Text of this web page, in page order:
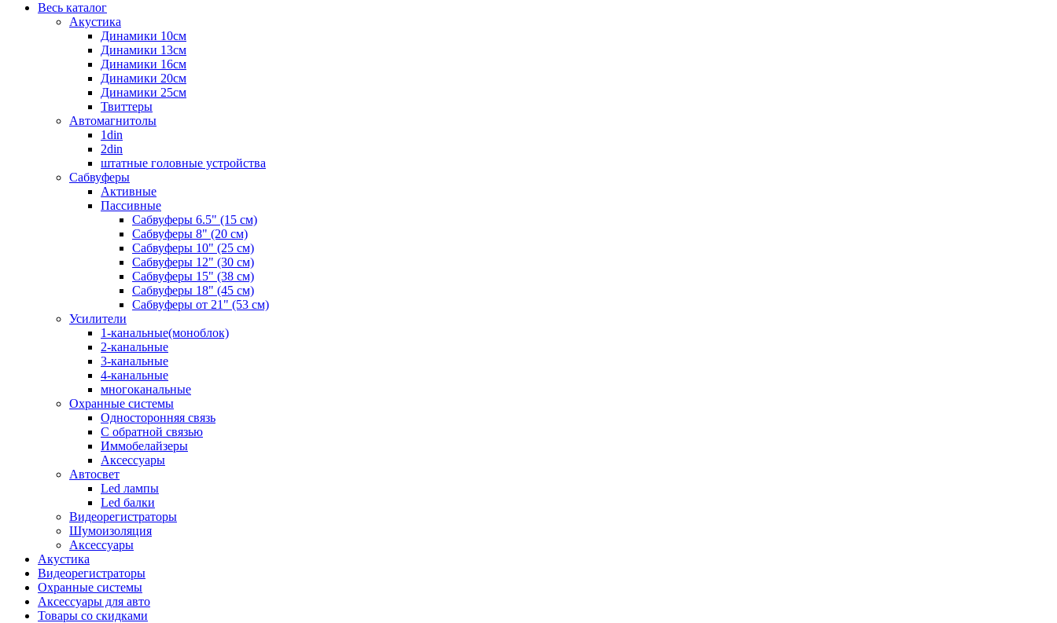
Весь каталог
Акустика
Динамики 10см
Динамики 13см
Динамики 16см
Динамики 20см
Динамики 25см
Твиттеры
Автомагнитолы
1din
2din
штатные головные устройства
Сабвуферы
Активные
Пассивные
Сабвуферы 6.5" (15 см)
Сабвуферы 8" (20 см)
Сабвуферы 10" (25 см)
Сабвуферы 12" (30 см)
Сабвуферы 15" (38 см)
Сабвуферы 18" (45 см)
Сабвуферы от 21" (53 см)
Усилители
1-канальные(моноблок)
2-канальные
3-канальные
4-канальные
многоканальные
Охранные системы
Односторонняя связь
С обратной связью
Иммобелайзеры
Аксессуары
Автосвет
Led лампы
Led балки
Видеорегистраторы
Шумоизоляция
Аксессуары
Акустика
Видеорегистраторы
Охранные системы
Аксессуары для авто
Товары со скидками